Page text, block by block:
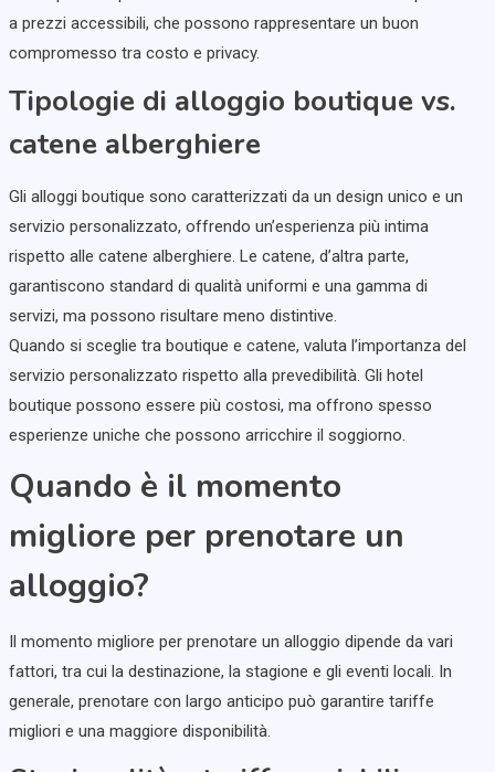
a prezzi accessibili, che possono rappresentare un buon
compromesso tra costo e privacy.
Tipologie di alloggio boutique vs.
catene alberghiere
Gli alloggi boutique sono caratterizzati da un design unico e un
servizio personalizzato, offrendo un’esperienza più intima
rispetto alle catene alberghiere. Le catene, d’altra parte,
garantiscono standard di qualità uniformi e una gamma di
servizi, ma possono risultare meno distintive.
Quando si sceglie tra boutique e catene, valuta l’importanza del
servizio personalizzato rispetto alla prevedibilità. Gli hotel
boutique possono essere più costosi, ma offrono spesso
esperienze uniche che possono arricchire il soggiorno.
Quando è il momento
migliore per prenotare un
alloggio?
Il momento migliore per prenotare un alloggio dipende da vari
fattori, tra cui la destinazione, la stagione e gli eventi locali. In
generale, prenotare con largo anticipo può garantire tariffe
migliori e una maggiore disponibilità.